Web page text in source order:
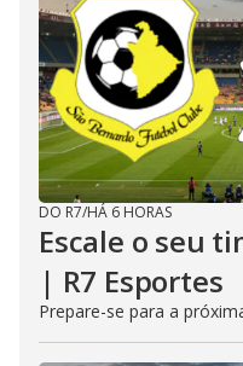
DO R7/HÁ 6 HORAS
Escale o seu
| R7 Esportes
Prepare-se para a